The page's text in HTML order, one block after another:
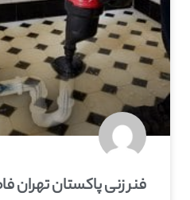
فنر زنی پاکستان تهران